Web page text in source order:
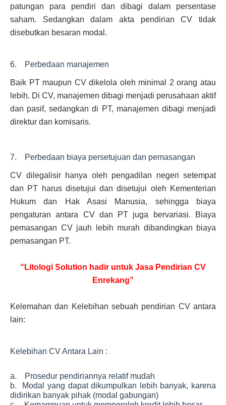
patungan para pendiri dan dibagi dalam persentase
saham. Sedangkan dalam akta pendirian CV tidak
disebutkan besaran modal.
6. Perbedaan manajemen
Baik PT maupun CV dikelola oleh minimal 2 orang atau
lebih. Di CV, manajemen dibagi menjadi perusahaan aktif
dan pasif, sedangkan di PT, manajemen dibagi menjadi
direktur dan komisaris.
7. Perbedaan biaya persetujuan dan pemasangan
CV dilegalisir hanya oleh pengadilan negeri setempat
dan PT harus disetujui dan disetujui oleh Kementerian
Hukum dan Hak Asasi Manusia, sehingga biaya
pengaturan antara CV dan PT juga bervariasi. Biaya
pemasangan CV jauh lebih murah dibandingkan biaya
pemasangan PT.
“Litologi Solution hadir untuk Jasa Pendirian CV
Enrekang”
Kelemahan dan Kelebihan sebuah pendirian CV antara
lain:
Kelebihan CV Antara Lain :
a. Prosedur pendiriannya relatif mudah
b. Modal yang dapat dikumpulkan lebih banyak, karena
didirikan banyak pihak (modal gabungan)